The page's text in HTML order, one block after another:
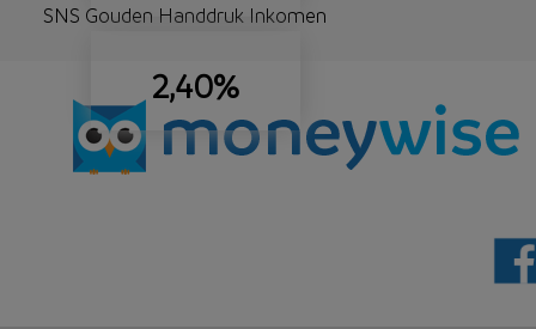
SNS Gouden Handdruk Inkomen
2,40%